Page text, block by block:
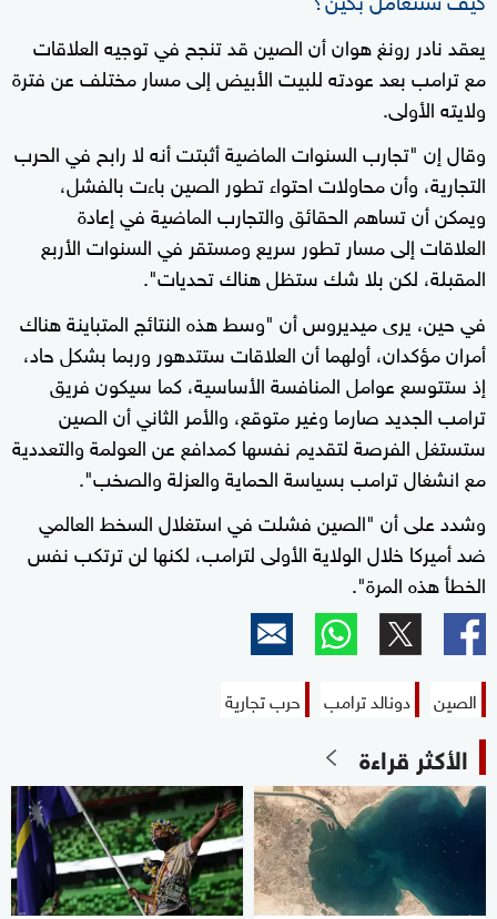
يعقد نادر رونغ هوان أن الصين قد تنجح في توجيه العلاقات
مع ترامب بعد عودته للبيت الأبيض إلى مسار مختلف عن فترة
ولايته الأولى.
وقال إن "تجارب السنوات الماضية أثبتت أنه لا رابح في الحرب
التجارية، وأن محاولات احتواء تطور الصين باءت بالفشل،
ويمكن أن تساهم الحقائق والتجارب الماضية في إعادة
العلاقات إلى مسار تطور سريع ومستقر في السنوات الأربع
المقبلة، لكن بلا شك ستظل هناك تحديات".
في حين، يرى ميديروس أن "وسط هذه النتائج المتباينة هناك
أمران مؤكدان، أولهما أن العلاقات ستتدهور وربما بشكل حاد،
إذ ستتوسع عوامل المنافسة الأساسية، كما سيكون فريق
ترامب الجديد صارما وغير متوقع، والأمر الثاني أن الصين
ستستغل الفرصة لتقديم نفسها كمدافع عن العولمة والتعددية
مع انشغال ترامب بسياسة الحماية والعزلة والصخب".
وشدد على أن "الصين فشلت في استغلال السخط العالمي
ضد أميركا خلال الولاية الأولى لترامب، لكنها لن ترتكب نفس
الخطأ هذه المرة".
الصين دونالد ترامب حرب تجارية
الأكثر قراءة